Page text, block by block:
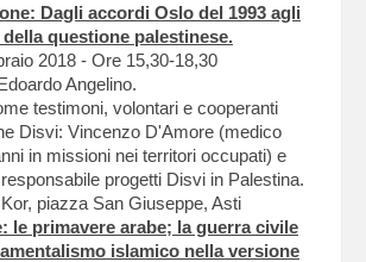
Dagli accordi Oslo del 1993 agli
questione palestinese.
2018 - Ore 15,30-18,30
Angelino.
testimoni, volontari e cooperanti
Disvi: Vincenzo D'Amore (medico
in missioni nei territori occupati) e
progetti Disvi in Palestina.
piazza San Giuseppe, Asti
le primavere arabe; la guerra civile
islamico nella versione